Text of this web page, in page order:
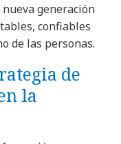
generación
confiables
de las personas.
de
la